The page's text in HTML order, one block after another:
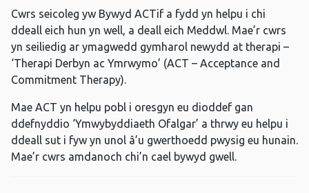
Cwrs seicoleg yw Bywyd ACTif a fydd yn helpu i chi
ddeall eich hun yn well, a deall eich Meddwl. Mae’r cwrs
yn seiliedig ar ymagwedd gymharol newydd at therapi –
‘Therapi Derbyn ac Ymrwymo’ (ACT – Acceptance and
Commitment Therapy).
Mae ACT yn helpu pobl i oresgyn eu dioddef gan
ddefnyddio ‘Ymwybyddiaeth Ofalgar’ a thrwy eu helpu i
ddeall sut i fyw yn unol â’u gwerthoedd pwysig eu hunain.
Mae’r cwrs amdanoch chi’n cael bywyd gwell.